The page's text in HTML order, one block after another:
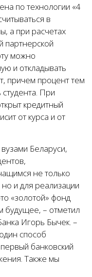
по технологии «4
в
а при расчетах
партнерской
можно
и откладывать
причем процент тем
При
кредитный
от курса и от
Беларуси,
не только
и для реализации
«золотой» фонд
будущее, – отметил
Игорь Бычек. –
способ
банковский
Также мы